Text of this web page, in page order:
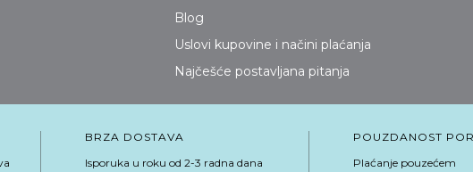
Blog
Uslovi kupovine i načini plaćanja
Najčešće postavljana pitanja
BRZA DOSTAVA
Isporuka u roku od 2-3 radna dana
POUZDANOST
Plaćanje pouzećem